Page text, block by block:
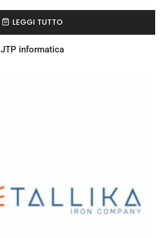
LEGGI TUTTO
JTP informatica